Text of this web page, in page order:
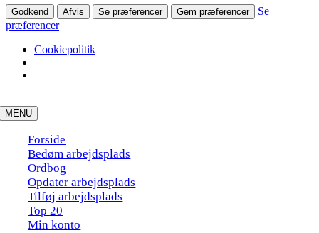
Godkend Afvis Se præferencer Gem præferencer
Se
præferencer
Cookiepolitik
to
content
MENU
Forside
Bedøm arbejdsplads
Ordbog
Opdater arbejdsplads
Tilføj arbejdsplads
Top 20
Min konto